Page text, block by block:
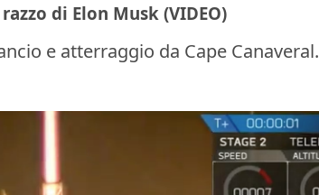
di Elon Musk (VIDEO)
e atterraggio da Cape Canaveral.